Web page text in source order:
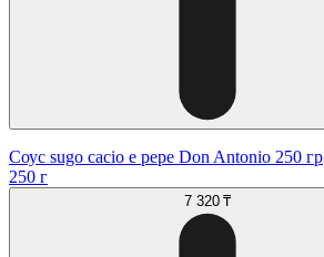
Соус sugo cacio e pepe Don Antonio 250 гр
250 г
7 320 ₸